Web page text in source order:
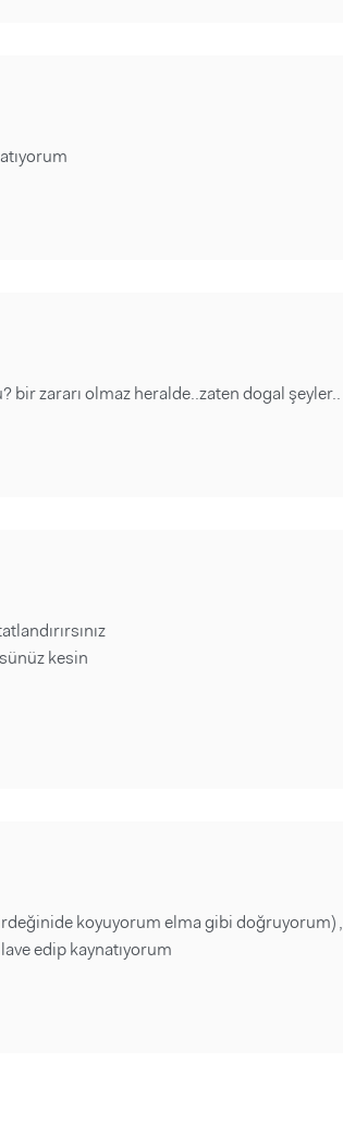
zararı olmaz heralde..zaten dogal şeyler..
kesin
koyuyorum elma gibi doğruyorum) ,
edip kaynatıyorum